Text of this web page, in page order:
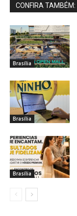
CONFIRA TAMBÉM:
Brasília
Brasília
Brasília